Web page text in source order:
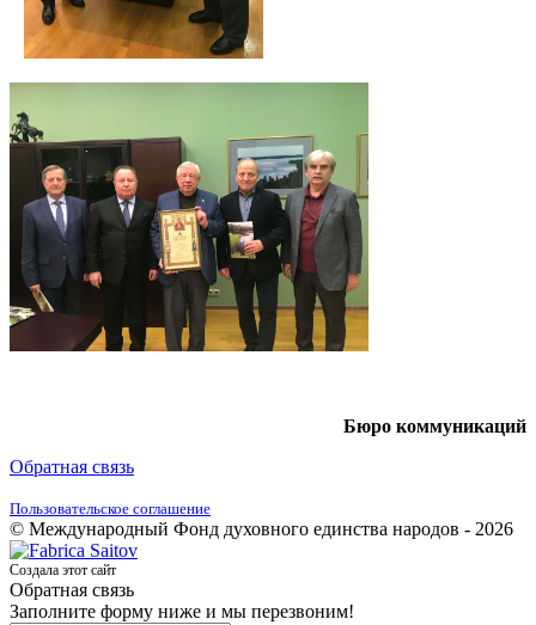
Бюро коммуникаций
Обратная связь
Пользовательское соглашение
© Международный Фонд духовного единства народов - 2026
Создала этот сайт
Обратная связь
Заполните форму ниже и мы перезвоним!